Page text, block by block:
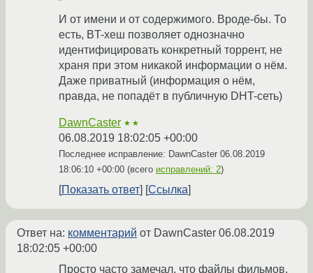
И от имени и от содержимого. Вроде-бы. То
есть, BT-хеш позволяет однозначно
идентифицировать конкретный торрент, не
храня при этом никакой информации о нём.
Даже приватный (информация о нём,
правда, не попадёт в публичную DHT-сеть)
DawnCaster ★★
06.08.2019 18:02:05 +00:00
Последнее исправление: DawnCaster 06.08.2019
18:06:10 +00:00 (всего исправлений: 2)
Показать ответ Ссылка
Ответ на: комментарий от DawnCaster 06.08.2019
18:02:05 +00:00
Просто часто замечал, что файлы фильмов,